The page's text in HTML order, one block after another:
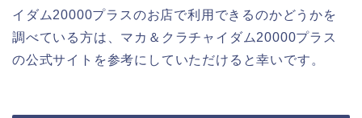
イダム20000プラスのお店で利用できるのかどうかを
調べている方は、マカ＆クラチャイダム20000プラス
の公式サイトを参考にしていただけると幸いです。